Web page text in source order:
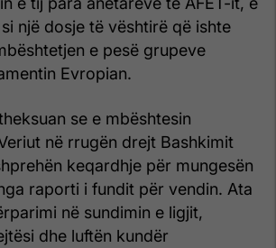
një dosje të vështirë që ishte
e pesë grupeve
Evropian.
se e mbështesin
në rrugën drejt Bashkimit
keqardhje për mungesën
raporti i fundit për vendin. Ata
në sundimin e ligjit,
dhe luftën kundër